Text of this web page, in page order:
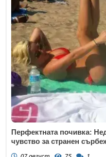
Перфектната почивка:
чувство за странен